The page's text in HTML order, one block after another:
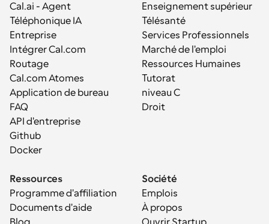
Cal.ai - Agent
Téléphonique IA
Entreprise
Intégrer Cal.com
Routage
Cal.com Atomes
Application de bureau
FAQ
API d'entreprise
Github
Docker
Enseignement supérieur
Télésanté
Services Professionnels
Marché de l'emploi
Ressources Humaines
Tutorat
niveau C
Droit
Ressources
Programme d'affiliation
Documents d'aide
Société
Emplois
À propos